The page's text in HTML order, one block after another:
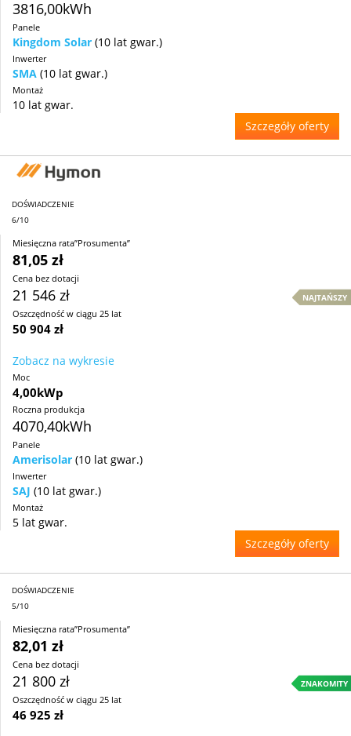
3816,00kWh
Panele
Kingdom Solar (10 lat gwar.)
Inwerter
SMA (10 lat gwar.)
Montaż
10 lat gwar.
Szczegóły oferty
DOŚWIADCZENIE
6/10
Miesięczna rata”Prosumenta”
81,05 zł
Cena bez dotacji
21 546 zł NAJTAŃSZY
Oszczędność w ciągu 25 lat
50 904 zł
Zobacz na wykresie
Moc
4,00kWp
Roczna produkcja
4070,40kWh
Panele
Amerisolar (10 lat gwar.)
Inwerter
SAJ (10 lat gwar.)
Montaż
5 lat gwar.
Szczegóły oferty
DOŚWIADCZENIE
5/10
Miesięczna rata”Prosumenta”
82,01 zł
Cena bez dotacji
21 800 zł ZNAKOMITY
Oszczędność w ciągu 25 lat
46 925 zł